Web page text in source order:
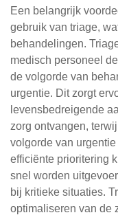
Een belangrijk
gebruik van triage,
behandelingen.
medisch personeel
de volgorde van
urgentie. Dit zorgt
levensbedreigende
zorg ontvangen,
volgorde van
efficiënte prioritering
snel worden
bij kritieke situaties.
optimaliseren van de